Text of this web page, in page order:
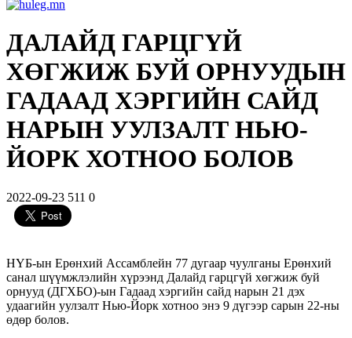
ДАЛАЙД ГАРЦГҮЙ
ХӨГЖИЖ БУЙ ОРНУУДЫН
ГАДААД ХЭРГИЙН САЙД
НАРЫН УУЛЗАЛТ НЬЮ-
ЙОРК ХОТНОО БОЛОВ
2022-09-23 511 0
НҮБ-ын Ерөнхий Ассамблейн 77 дугаар чуулганы Ерөнхий
санал шүүмжлэлийн хүрээнд Далайд гарцгүй хөгжиж буй
орнууд (ДГХБО)-ын Гадаад хэргийн сайд нарын 21 дэх
удаагийн уулзалт Нью-Йорк хотноо энэ 9 дүгээр сарын 22-ны
өдөр болов.